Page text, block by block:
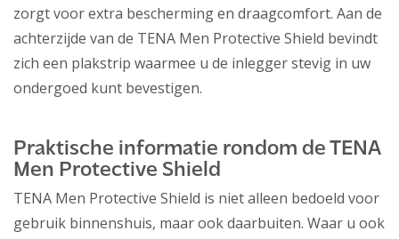
zorgt voor extra bescherming en draagcomfort. Aan de
achterzijde van de TENA Men Protective Shield bevindt
zich een plakstrip waarmee u de inlegger stevig in uw
ondergoed kunt bevestigen.
Praktische informatie rondom de TENA
Men Protective Shield
TENA Men Protective Shield is niet alleen bedoeld voor
gebruik binnenshuis, maar ook daarbuiten. Waar u ook